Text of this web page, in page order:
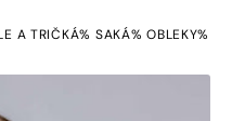
A TRIČKÁ% SAKÁ% OBLEKY%